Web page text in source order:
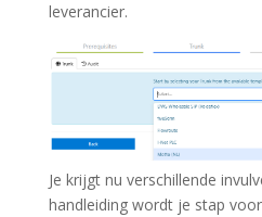
leverancier.
Je krijgt nu verschillende
handleiding wordt je stap